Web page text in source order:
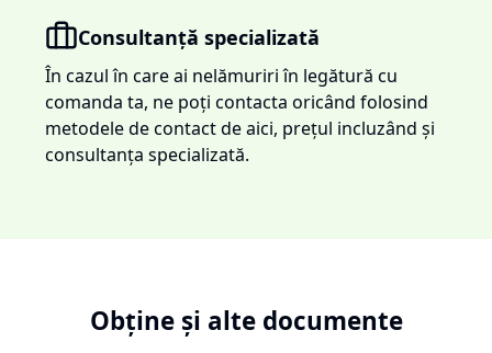
Consultanță specializată
În cazul în care ai nelămuriri în legătură cu
comanda ta, ne poți contacta oricând folosind
metodele de contact de aici, prețul incluzând și
consultanța specializată.
Obține și alte documente